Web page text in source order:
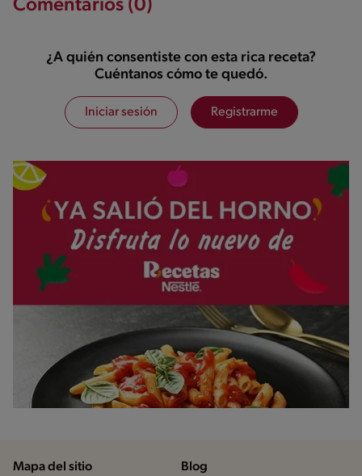
Comentarios (0)
¿A quién consentiste con esta rica receta?
Cuéntanos cómo te quedó.
Iniciar sesión Registrarme
Mapa del sitio Blog